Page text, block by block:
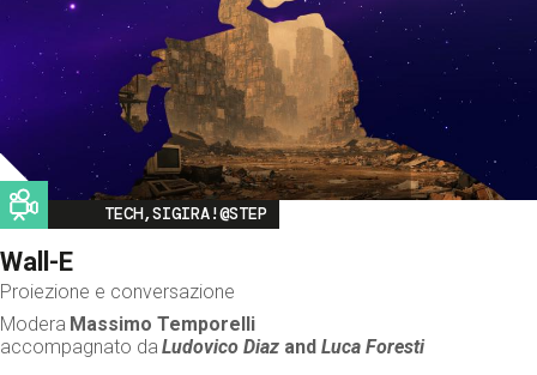
Image
TECH,SIGIRA!@STEP
Wall-E
Proiezione e conversazione
Modera Massimo Temporelli
accompagnato da Ludovico Diaz andLuca Foresti